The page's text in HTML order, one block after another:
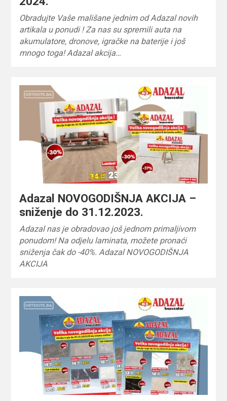
Obradujte Vaše mališane jednim od Adazal novih
artikala u ponudi ! Za nas su spremili auta na
akumulatore, dronove, igračke na baterije i još
mnogo toga! Adazal akcija…
Adazal NOVOGODIŠNJA AKCIJA –
sniženje do 31.12.2023.
Adazal nas je obradovao još jednom primaljivom
ponudom! Na odjelu laminata, možete pronaći
sniženja čak do -40%. Adazal NOVOGODIŠNJA
AKCIJA